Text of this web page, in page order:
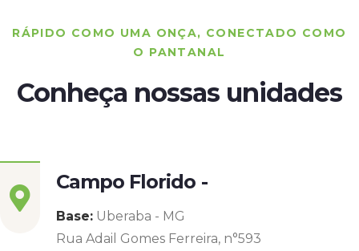
RÁPIDO COMO UMA ONÇA, CONECTADO COMO
O PANTANAL
Conheça nossas unidades
Campo Florido -
Base: Uberaba - MG
Rua Adail Gomes Ferreira, n°593